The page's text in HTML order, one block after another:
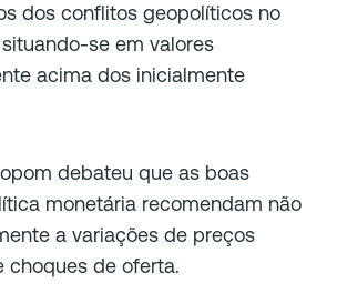
dos conflitos geopolíticos no
se em valores
acima dos inicialmente
debateu que as boas
monetária recomendam não
a variações de preços
choques de oferta.